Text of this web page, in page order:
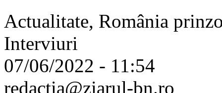
Actualitate, România
Interviuri
07/06/2022 - 11:54
redactia@ziarul-bn.ro